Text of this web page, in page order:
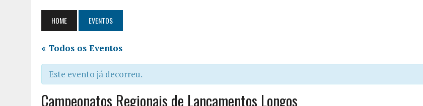
HOME EVENTOS
« Todos os Eventos
Este evento já decorreu.
Campeonatos Regionais de Lançamentos Longos